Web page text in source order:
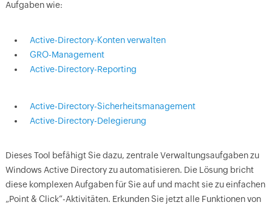
Aufgaben wie:
Active-Directory-Konten verwalten
GRO-Management
Active-Directory-Reporting
Active-Directory-Sicherheitsmanagement
Active-Directory-Delegierung
Dieses Tool befähigt Sie dazu, zentrale Verwaltungsaufgaben zu
Windows Active Directory zu automatisieren. Die Lösung bricht
diese komplexen Aufgaben für Sie auf und macht sie zu einfachen
„Point & Click“-Aktivitäten. Erkunden Sie jetzt alle Funktionen von